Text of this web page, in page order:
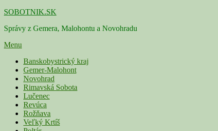
Skip
content
SOBOTNIK.SK
Správy z Gemera, Malohontu a Novohradu
Menu
Primárne
menu
Banskobystrický kraj
Gemer-Malohont
Novohrad
Rimavská Sobota
Lučenec
Revúca
Rožňava
Veľký Krtíš